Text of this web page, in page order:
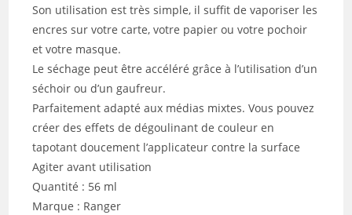
Son utilisation est très simple, il suffit de vaporiser les
encres sur votre carte, votre papier ou votre pochoir
et votre masque.
Le séchage peut être accéléré grâce à l’utilisation d’un
séchoir ou d’un gaufreur.
Parfaitement adapté aux médias mixtes. Vous pouvez
créer des effets de dégoulinant de couleur en
tapotant doucement l’applicateur contre la surface
Agiter avant utilisation
Quantité : 56 ml
Marque : Ranger